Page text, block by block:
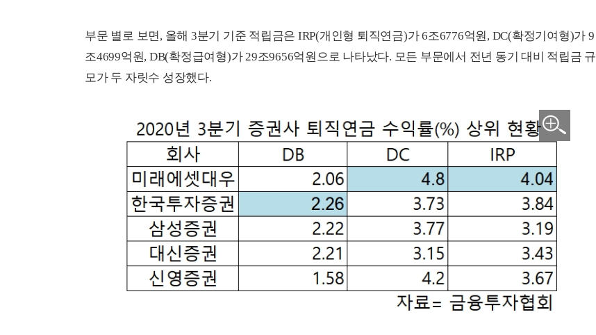
부문 별로 보면, 올해 3분기 기준 적립금은 IRP(개인형 퇴직연금)가 6조6776억원, DC(확정기여형)가 9
조4699억원, DB(확정급여형)가 29조9656억원으로 나타났다. 모든 부문에서 전년 동기 대비 적립금 규
모가 두 자릿수 성장했다.